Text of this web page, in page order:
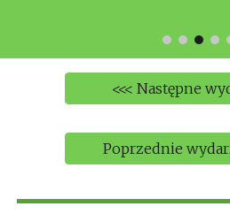
<<< Następne
Poprzednie